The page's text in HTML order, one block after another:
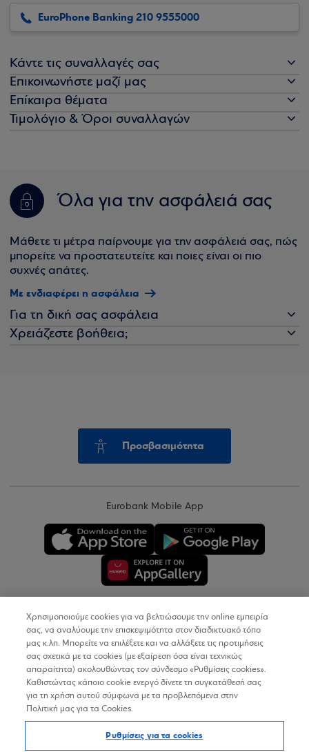
EuroPhone Banking 210 9555000
Κάντε τις συναλλαγές σας
Επικοινωνήστε μαζί μας
Επίκαιρα θέματα
Τιμολόγιο & Όροι συναλλαγών
Όλα για την ασφάλειά σας
Μάθετε τι μέτρα παίρνουμε για την ασφάλειά σας, πώς
μπορείτε να προστατευτείτε και ποιες είναι οι πιο
συχνές απάτες.
Με ενδιαφέρει η ασφάλεια
Για τη δική σας ασφάλεια
Χρειάζεστε βοήθεια;
Προσβασιμότητα
Eurobank Mobile App
Copyright © 2026
Όροι Χρήσης
Προσωπικά Δεδομένα στον Διαδικτυακό Τόπο
Δήλωση Προσβασιμότητας
Χρησιμοποιούμε cookies για να βελτιώσουμε την online εμπειρία
σας, να αναλύουμε την επισκεψιμότητα στον διαδικτυακό τόπο
μας κ.λπ. Μπορείτε να επιλέξετε και να αλλάξετε τις προτιμήσεις
σας σχετικά με τα cookies (με εξαίρεση όσα είναι τεχνικώς
απαραίτητα) ακολουθώντας τον σύνδεσμο «Ρυθμίσεις cookies».
Καθιστώντας κάποιο cookie ενεργό δίνετε τη συγκατάθεσή σας
για τη χρήση αυτού σύμφωνα με τα προβλεπόμενα στην
Πολιτική μας για τα Cookies.
Ρυθμίσεις για τα cookies